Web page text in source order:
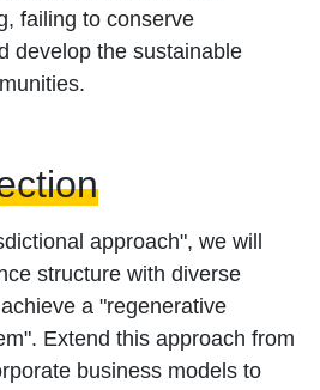
failing to conserve
develop the sustainable
approach", we will
structure with diverse
a "regenerative
Extend this approach from
business models to